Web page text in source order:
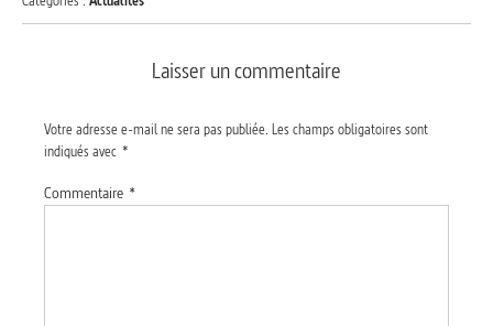
Laisser un commentaire
Votre adresse e-mail ne sera pas publiée. Les champs obligatoires sont
indiqués avec *
Commentaire *